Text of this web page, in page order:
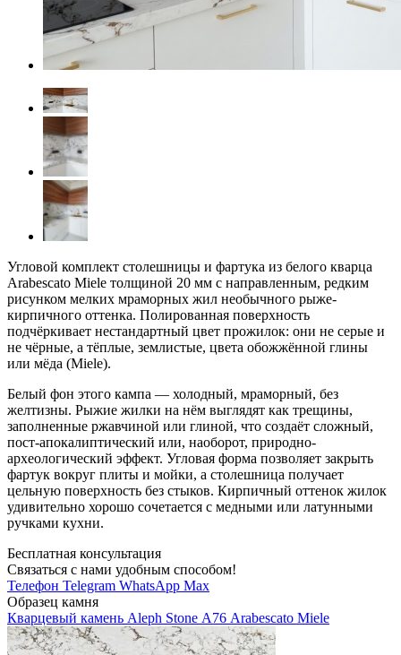
Угловой комплект столешницы и фартука из белого кварца
Arabescato Miele толщиной 20 мм с направленным, редким
рисунком мелких мраморных жил необычного рыже-
кирпичного оттенка. Полированная поверхность
подчёркивает нестандартный цвет прожилок: они не серые и
не чёрные, а тёплые, землистые, цвета обожжённой глины
или мёда (Miele).
Белый фон этого кампа — холодный, мраморный, без
желтизны. Рыжие жилки на нём выглядят как трещины,
заполненные ржавчиной или глиной, что создаёт сложный,
пост-апокалиптический или, наоборот, природно-
археологический эффект. Угловая форма позволяет закрыть
фартук вокруг плиты и мойки, а столешница получает
цельную поверхность без стыков. Кирпичный оттенок жилок
удивительно хорошо сочетается с медными или латунными
ручками кухни.
Бесплатная консультация
Связаться с нами удобным способом!
Телефон Telegram WhatsApp Max
Образец камня
Кварцевый камень Aleph Stone А76 Arabescato Miele